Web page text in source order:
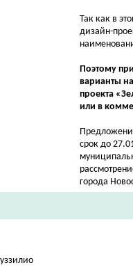
Так как в
дизайн-
Поэтому
варианты
проекта
или в
срок до
города